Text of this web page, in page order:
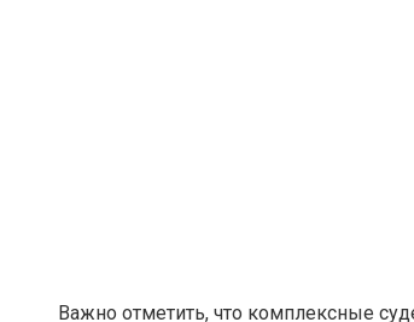
Важно отметить, что комплексные